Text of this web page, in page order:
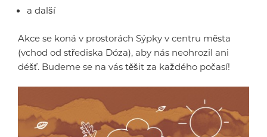
a další
Akce se koná v prostorách Sýpky v centru města
(vchod od střediska Dóza), aby nás neohrozil ani
déšť. Budeme se na vás těšit za každého počasí!